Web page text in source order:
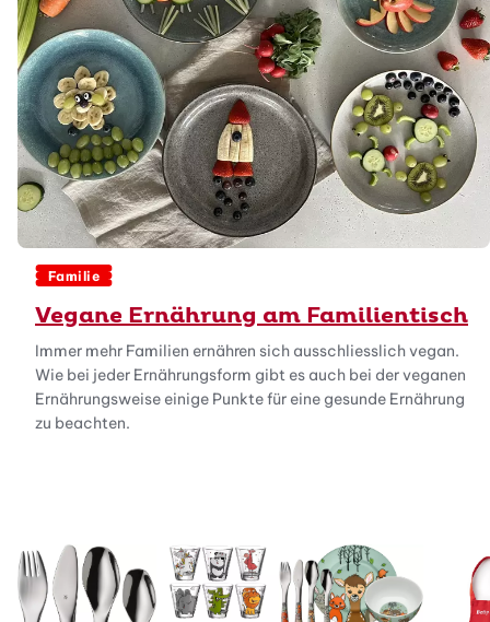
Familie
Vegane Ernährung am Familientisch
Immer mehr Familien ernähren sich ausschliesslich vegan.
Wie bei jeder Ernährungsform gibt es auch bei der veganen
Ernährungsweise einige Punkte für eine gesunde Ernährung
zu beachten.